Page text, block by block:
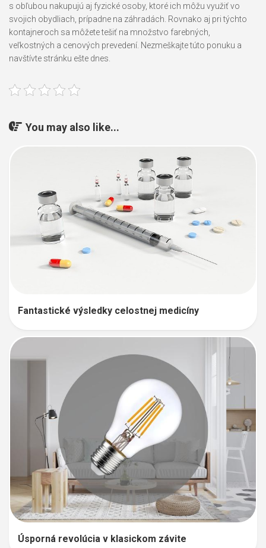
s obľubou nakupujú aj fyzické osoby, ktoré ich môžu využiť vo
svojich obydliach, prípadne na záhradách. Rovnako aj pri týchto
kontajneroch sa môžete tešiť na množstvo farebných,
veľkostných a cenových prevedení. Nezmeškajte túto ponuku a
navštívte stránku ešte dnes.
You may also like...
Fantastické výsledky celostnej medicíny
Úsporná revolúcia v klasickom závite